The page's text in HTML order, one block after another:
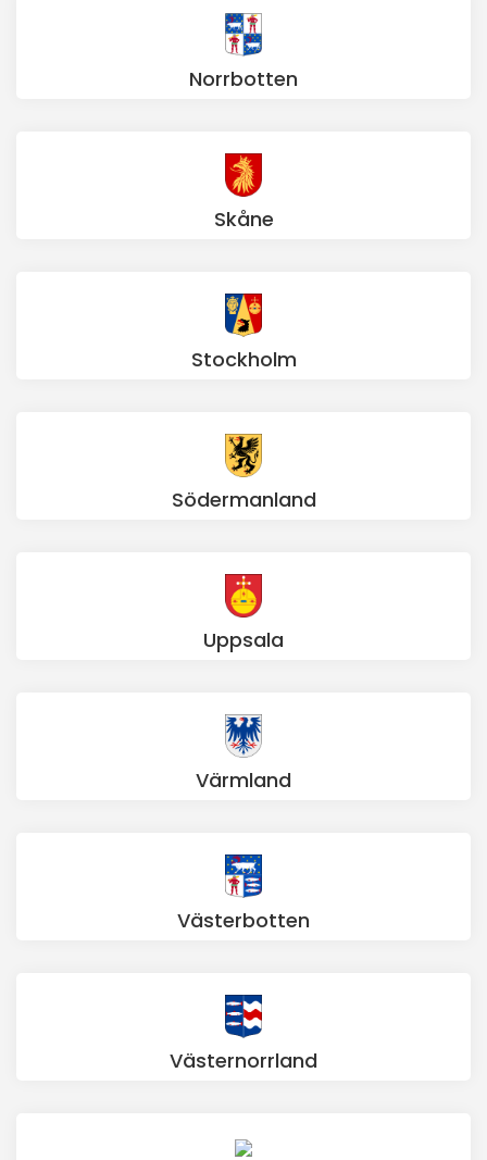
Norrbotten
Skåne
Stockholm
Södermanland
Uppsala
Värmland
Västerbotten
Västernorrland